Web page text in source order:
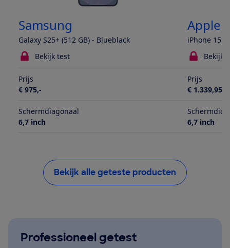
Samsung
Galaxy S25+ (512 GB) - Blueblack
Apple
iPhone 15
Bekijk test
Bekijk
Prijs
€ 975,-
Prijs
€ 1.339,95
Schermdiagonaal
6,7 inch
6,7 inch
Bekijk alle geteste producten
Professioneel getest